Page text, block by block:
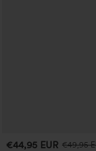
€44,95 EUR €49,95